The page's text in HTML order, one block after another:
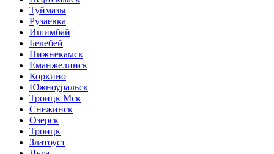
Туймазы
Рузаевка
Ишимбай
Белебей
Нижнекамск
Еманжелинск
Коркино
Южноуральск
Троицк Мск
Снежинск
Озерск
Троицк
Златоуст